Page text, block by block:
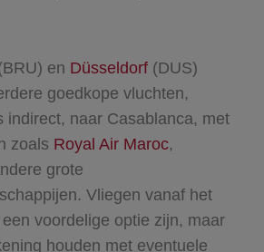
en Düsseldorf(DUS)
goedkope vluchten,
indirect, naar Casablanca, met
zoals Royal Air Maroc,
grote
Vliegen vanaf het
voordelige optie zijn, maar
houden met eventuele